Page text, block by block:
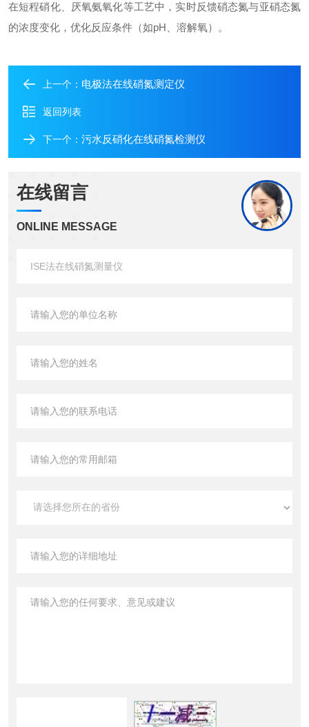
在短程硝化、厌氧氨氧化等工艺中，实时反馈硝态氮与亚硝态氮
的浓度变化，优化反应条件（如pH、溶解氧）。
上一个： 电极法在线硝氮测定仪
返回列表
下一个： 污水反硝化在线硝氮检测仪
在线留言
ONLINE MESSAGE